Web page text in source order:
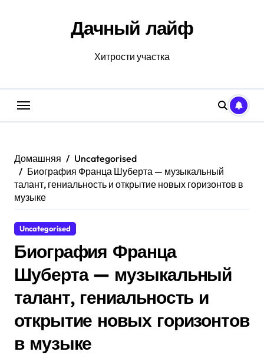
Дачный лайф
Хитрости участка
Домашняя
Uncategorised
Биография Франца Шуберта — музыкальный
талант, гениальность и открытие новых горизонтов в
музыке
Uncategorised
Биография Франца
Шуберта — музыкальный
талант, гениальность и
открытие новых горизонтов
в музыке